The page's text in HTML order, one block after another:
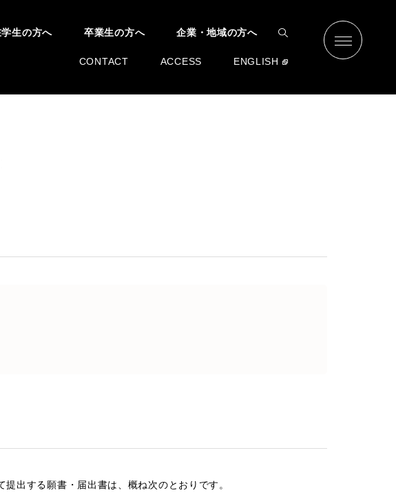
学生の方へ 卒業生の方へ 企業・地域の方へ
CONTACT ACCESS ENGLISH
出する願書・届出書は、概ね次のとおりです。